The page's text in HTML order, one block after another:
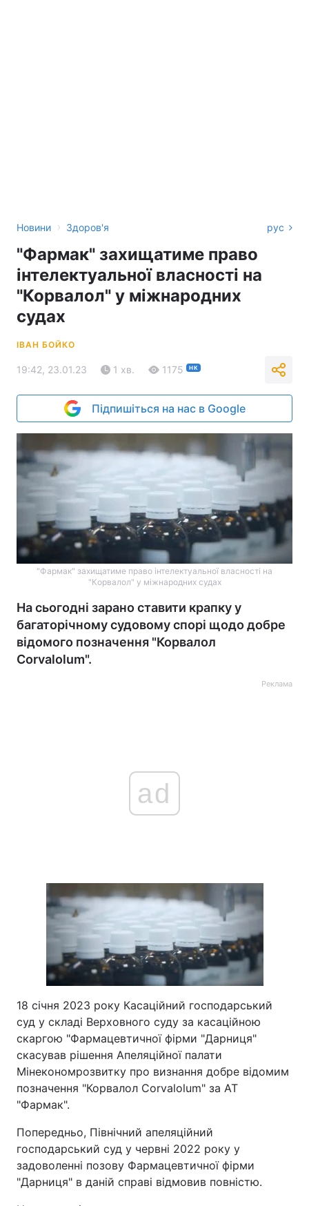
Новини › Здоров'я рус
"Фармак" захищатиме право
інтелектуальної власності на
"Корвалол" у міжнародних
судах
ІВАН БОЙКО
19:42, 23.01.23 1 хв. 1175 НК
Підпишіться на нас в Google
"Фармак" захищатиме право інтелектуальної власності на
"Корвалол" у міжнародних судах
На сьогодні зарано ставити крапку у
багаторічному судовому спорі щодо добре
відомого позначення "Корвалол
Corvalolum".
Реклама
ad
18 січня 2023 року Касаційний господарський
суд у складі Верховного суду за касаційною
скаргою "Фармацевтичної фірми "Дарниця"
скасував рішення Апеляційної палати
Мінекономрозвитку про визнання добре відомим
позначення "Корвалол Corvalolum" за АТ
"Фармак".
Попередньо, Північний апеляційний
господарський суд у червні 2022 року у
задоволенні позову Фармацевтичної фірми
"Дарниця" в даній справі відмовив повністю.